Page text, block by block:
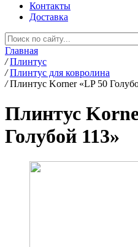
Контакты
Доставка
Главная
/ Плинтус
/ Плинтус для ковролина
/ Плинтус Korner «LP 50
Плинтус
Голубой 113»